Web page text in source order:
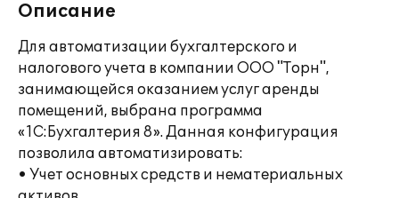
Описание
Для автоматизации бухгалтерского и
налогового учета в компании ООО "Торн",
занимающейся оказанием услуг аренды
помещений, выбрана программа
«1С:Бухгалтерия 8». Данная конфигурация
позволила автоматизировать:
• Учет основных средств и нематериальных